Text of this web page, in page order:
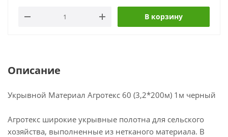
В корзину
Описание
Укрывной Материал Агротекс 60 (3,2*200м) 1м черный
Агротекс широкие укрывные полотна для сельского
хозяйства, выполненные из нетканого материала. В